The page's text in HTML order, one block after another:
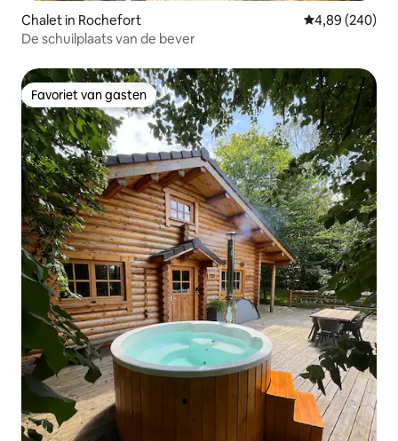
Chalet in Rochefort Gemiddelde
4,89 (240)
De schuilplaats van de bever
Favoriet van gasten
Favoriet van gasten